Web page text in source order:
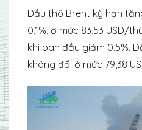
Dầu thô Brent kỳ hạn
0,1%, ở mức 83,53 USD/
khi ban đầu giảm 0,5%.
không đổi ở mức 79,38